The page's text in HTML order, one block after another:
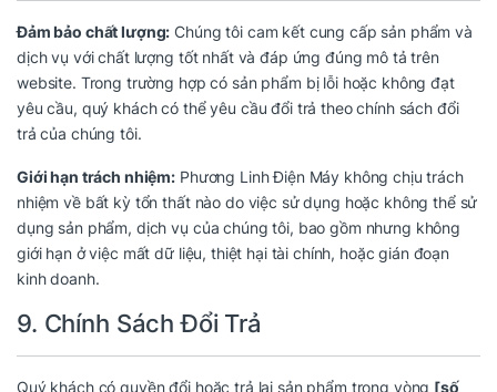
Đảm bảo chất lượng: Chúng tôi cam kết cung cấp sản phẩm và
dịch vụ với chất lượng tốt nhất và đáp ứng đúng mô tả trên
website. Trong trường hợp có sản phẩm bị lỗi hoặc không đạt
yêu cầu, quý khách có thể yêu cầu đổi trả theo chính sách đổi
trả của chúng tôi.
Giới hạn trách nhiệm: Phương Linh Điện Máy không chịu trách
nhiệm về bất kỳ tổn thất nào do việc sử dụng hoặc không thể sử
dụng sản phẩm, dịch vụ của chúng tôi, bao gồm nhưng không
giới hạn ở việc mất dữ liệu, thiệt hại tài chính, hoặc gián đoạn
kinh doanh.
9. Chính Sách Đổi Trả
Quý khách có quyền đổi hoặc trả lại sản phẩm trong vòng [số